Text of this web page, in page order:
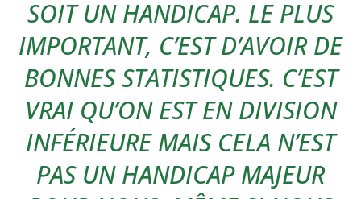
SOIT UN HANDICAP. LE PLUS
IMPORTANT, C’EST D’AVOIR DE
BONNES STATISTIQUES. C’EST
VRAI QU’ON EST EN DIVISION
INFÉRIEURE MAIS CELA N’EST
PAS UN HANDICAP MAJEUR